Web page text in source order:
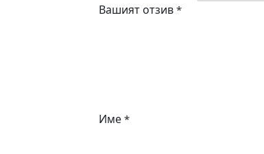
Вашият отзив *
Име *